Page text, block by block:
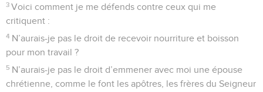
3 Voici comment je me défends contre ceux qui me
critiquent :
4 N’aurais-je pas le droit de recevoir nourriture et boisson
pour mon travail ?
5 N’aurais-je pas le droit d’emmener avec moi une épouse
chrétienne, comme le font les apôtres, les frères du Seigneur